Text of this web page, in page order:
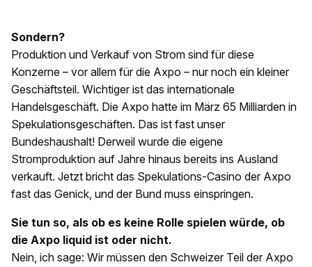
Sondern?
Produktion und Verkauf von Strom sind für diese
Konzerne – vor allem für die Axpo – nur noch ein kleiner
Geschäftsteil. Wichtiger ist das internationale
Handelsgeschäft. Die Axpo hatte im März 65 Milliarden in
Spekulationsgeschäften. Das ist fast unser
Bundeshaushalt! Derweil wurde die eigene
Stromproduktion auf Jahre hinaus bereits ins Ausland
verkauft. Jetzt bricht das Spekulations-Casino der Axpo
fast das Genick, und der Bund muss einspringen.
Sie tun so, als ob es keine Rolle spielen würde, ob
die Axpo liquid ist oder nicht.
Nein, ich sage: Wir müssen den Schweizer Teil der Axpo